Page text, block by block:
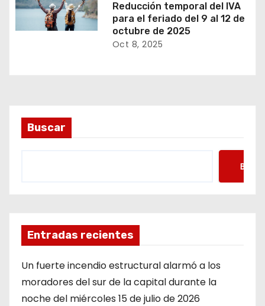
Reducción temporal del IVA
para el feriado del 9 al 12 de
octubre de 2025
Oct 8, 2025
Buscar
Entradas recientes
Un fuerte incendio estructural alarmó a los
moradores del sur de la capital durante la
noche del miércoles 15 de julio de 2026